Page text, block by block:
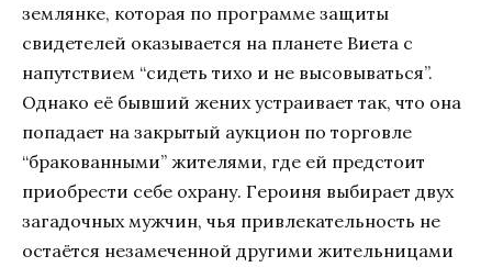
землянке, которая по программе защиты
свидетелей оказывается на планете Виета с
напутствием “сидеть тихо и не высовываться”.
Однако её бывший жених устраивает так, что она
попадает на закрытый аукцион по торговле
“бракованными” жителями, где ей предстоит
приобрести себе охрану. Героиня выбирает двух
загадочных мужчин, чья привлекательность не
остаётся незамеченной другими жительницами